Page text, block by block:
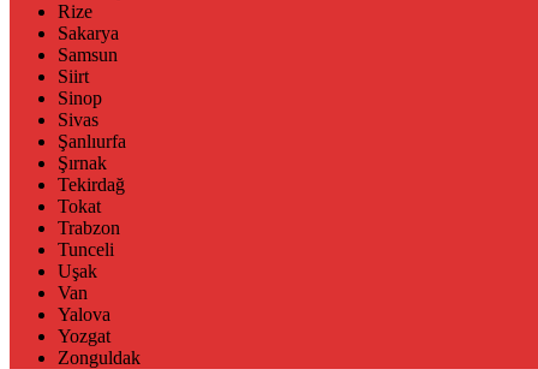
Rize
Sakarya
Samsun
Siirt
Sinop
Sivas
Şanlıurfa
Şırnak
Tekirdağ
Tokat
Trabzon
Tunceli
Uşak
Van
Yalova
Yozgat
Zonguldak